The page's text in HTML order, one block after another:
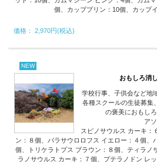
個、カッププリン：10個、カップ
価格： 2,970円(税込)
NEW
おもしろ消
学校行事、子供会など地
各種スクールの生徒募集
の褒美におもし
ア
スピノサウルス カーキ：
ン：８個、パラサウロロフス イエロー：４個、
個、トリケラトプス ブラウン：８個、ティラノ
ラノサウルス カーキ：７個、プテラノドン レ